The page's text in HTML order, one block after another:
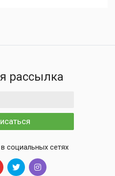
рассылка
социальных сетях